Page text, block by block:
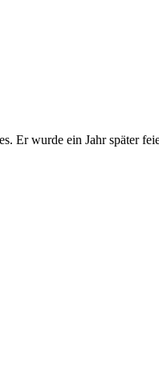
Er wurde ein Jahr später